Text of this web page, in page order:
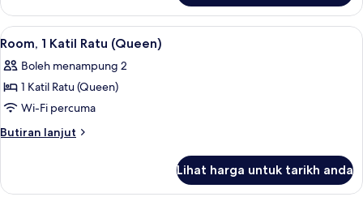
Room
Lihat
semua
foto
untuk
Room,
1
(Queen)
Peralatan tempat tidur premium,
7
Room, 1 Katil Ratu (Queen)
Boleh menampung 2
1 Katil Ratu (Queen)
Wi-Fi percuma
Butiran lanjut
Butiran
1
Lihat harga untuk tarikh anda